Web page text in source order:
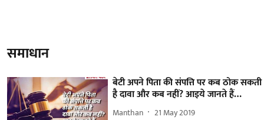
समाधान
बेटी अपने पिता की संपत्ति पर कब ठोक सकती
है दावा और कब नहीं? आइये जानते हैं…
Manthan 21 May 2019